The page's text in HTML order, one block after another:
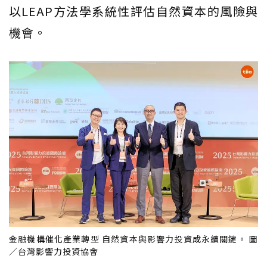
以LEAP方法學系統性評估自然資本的風險與
機會。
金融機構催化產業轉型 自然資本與影響力投資成永續關鍵。 圖
／台灣影響力投資協會